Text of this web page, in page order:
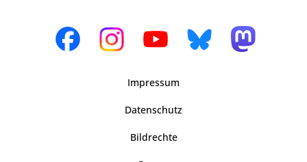
Impressum
Datenschutz
Bildrechte